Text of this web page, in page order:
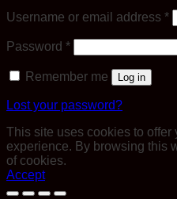
Username or email address *
Password *Required
Remember me Log in
Lost your password?
This site uses cookies to offer
experience. By browsing this
of cookies.
Accept